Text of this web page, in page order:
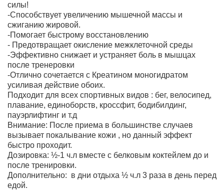
силы!
-Способствует увеличению мышечной массы и
сжиганию жировой.
-Помогает быстрому восстановлению
- Предотвращает окисление межклеточной среды
-Эффективно снижает и устраняет боль в мышцах
после тренеровки
-Отлично сочетается с Креатином моногидратом
усиливая действие обоих.
Подходит для всех спортивных видов : бег, велосипед,
плавание, единоборств, кроссфит, бодибилдинг,
пауэрлифтинг и т.д
Внимание: После приема в большинстве случаев
вызывает покалывание кожи , но данный эффект
быстро проходит.
Дозировка: ½-1 ч.л вместе с белковым коктейлем до и
после тренировки.
Дополнительно: в дни отдыха ½ ч.л 3 раза в день перед
едой.